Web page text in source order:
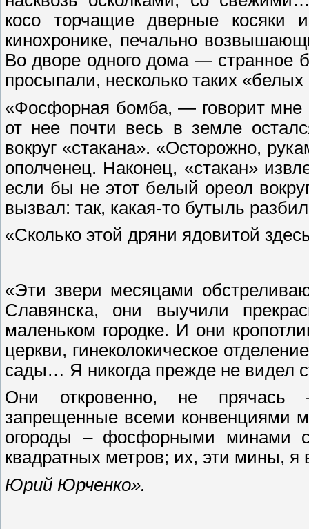
косо торчащие дверные косяки
кинохронике, печально
Во дворе одного дома — странное
просыпали, несколько таких
«Фосфорная бомба, — говорит
от нее почти весь в земле
вокруг «стакана». «Осторожно,
ополченец. Наконец, «стакан»
если бы не этот белый ореол
вызвал: так, какая-то бутыль
«Сколько этой дряни ядовитой
«Эти звери месяцами
Славянска, они выучили
маленьком городке. И они
церкви, гинеколокическое
сады… Я никогда прежде не видел
Они откровенно, не прячась
запрещенные всеми конвенциями
огороды – фосфорными минами с
квадратных метров; их, эти мины, я
Юрий Юрченко».